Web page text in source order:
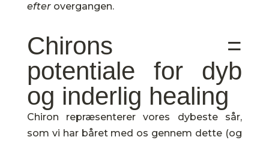
efterovergangen.
Chirons =
potentiale for dyb
og inderlig healing
Chiron repræsenterer vores dybeste sår,
som vi har båret med os gennem dette (og